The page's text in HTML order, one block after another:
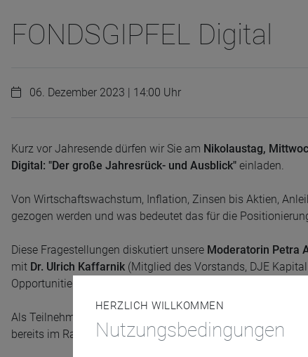
FONDSGIPFEL Digital
06. Dezember 2023 | 14:00 Uhr
Kurz vor Jahresende dürfen wir Sie am Nikolaustag,
Digital: "Der große Jahresrück- und Ausblick" einladen.
Von Wirtschaftswachstum, Inflation, Zinsen bis Aktien,
gezogen werden und was bedeutet das für die
Diese Fragestellungen diskutiert unsere Moderatorin Petra
mit Dr. Ulrich Kaffarnik (Mitglied des Vorstands, DJE Kapital
Opportunities, Praemium Capital GmbH) und
Als Teilnehmer sind Sie auch herzlich dazu eingeladen,
bereits im Rahmen Ihrer Anmeldung oder am 06. Dezember
HERZLICH WILLKOMMEN
Nutzungsbedingungen